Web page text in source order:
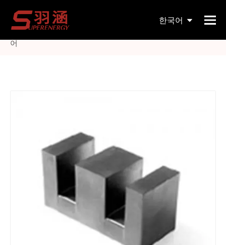
한국어
현재 위치: 홈페이지
전원 공급 장치를 위한 Ee 고전압 고주파 변압기 페라이트 코
어